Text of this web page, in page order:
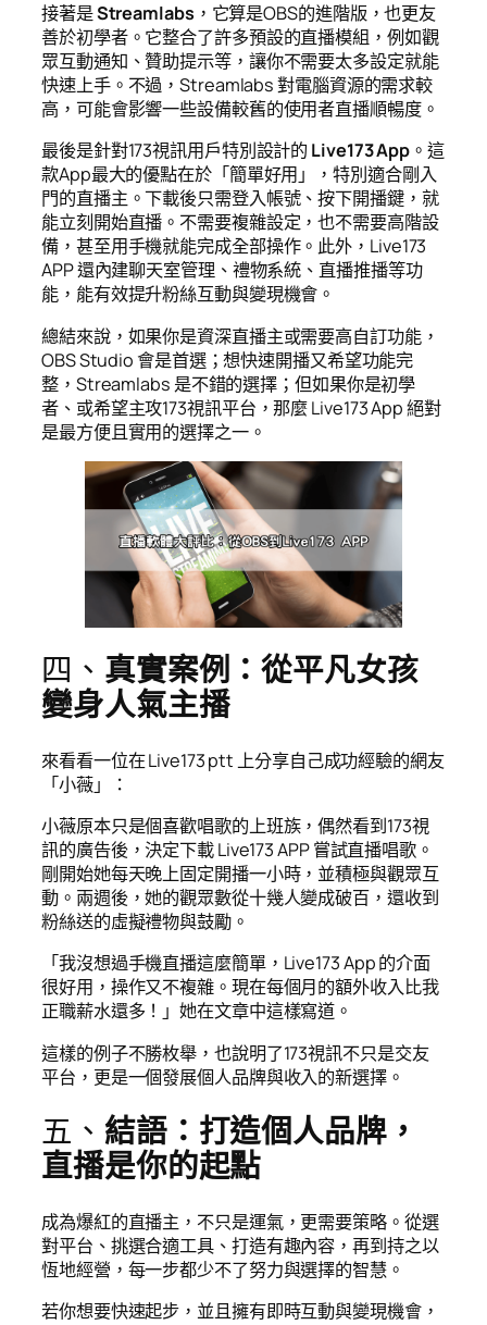
接著是Streamlabs ，它算是OBS的進階版，也更友
善於初學者。它整合了許多預設的直播模組，例如觀
眾互動通知、贊助提示等，讓你不需要太多設定就能
快速上手。不過，Streamlabs 對電腦資源的需求較
高，可能會影響一些設備較舊的使用者直播順暢度。
最後是針對173視訊用戶特別設計的 Live173 App 。這
款App最大的優點在於「簡單好用」，特別適合剛入
門的直播主。下載後只需登入帳號、按下開播鍵，就
能立刻開始直播。不需要複雜設定，也不需要高階設
備，甚至用手機就能完成全部操作。此外，Live173
APP 還內建聊天室管理、禮物系統、直播推播等功
能，能有效提升粉絲互動與變現機會。
總結來說，如果你是資深直播主或需要高自訂功能，
OBS Studio 會是首選；想快速開播又希望功能完
整，Streamlabs 是不錯的選擇；但如果你是初學
者、或希望主攻173視訊平台，那麼 Live173 App 絕對
是最方便且實用的選擇之一。
四、 真實案例：從平凡女孩
變身人氣主播
來看看一位在 Live173 ptt 上分享自己成功經驗的網友
「小薇」：
小薇原本只是個喜歡唱歌的上班族，偶然看到173視
訊的廣告後，決定下載 Live173 APP 嘗試直播唱歌。
剛開始她每天晚上固定開播一小時，並積極與觀眾互
動。兩週後，她的觀眾數從十幾人變成破百，還收到
粉絲送的虛擬禮物與鼓勵。
「我沒想過手機直播這麼簡單，Live173 App 的介面
很好用，操作又不複雜。現在每個月的額外收入比我
正職薪水還多！」她在文章中這樣寫道。
這樣的例子不勝枚舉，也說明了173視訊不只是交友
平台，更是一個發展個人品牌與收入的新選擇。
五、 結語：打造個人品牌，
直播是你的起點
成為爆紅的直播主，不只是運氣，更需要策略。從選
對平台、挑選合適工具、打造有趣內容，再到持之以
恆地經營，每一步都少不了努力與選擇的智慧。
若你想要快速起步，並且擁有即時互動與變現機會，